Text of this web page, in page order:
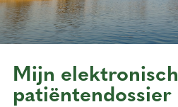
Mijn elektronisch
patiëntendossier